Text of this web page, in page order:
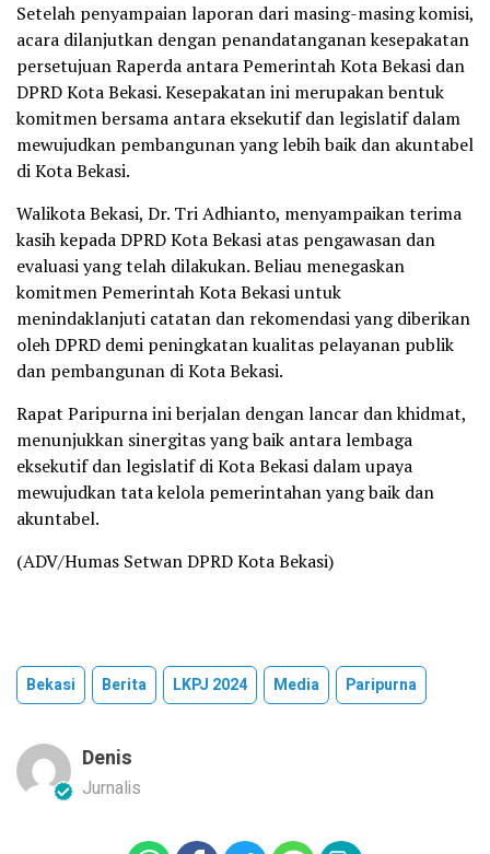
Setelah penyampaian laporan dari masing-masing komisi,
acara dilanjutkan dengan penandatanganan kesepakatan
persetujuan Raperda antara Pemerintah Kota Bekasi dan
DPRD Kota Bekasi. Kesepakatan ini merupakan bentuk
komitmen bersama antara eksekutif dan legislatif dalam
mewujudkan pembangunan yang lebih baik dan akuntabel
di Kota Bekasi.
Walikota Bekasi, Dr. Tri Adhianto, menyampaikan terima
kasih kepada DPRD Kota Bekasi atas pengawasan dan
evaluasi yang telah dilakukan. Beliau menegaskan
komitmen Pemerintah Kota Bekasi untuk
menindaklanjuti catatan dan rekomendasi yang diberikan
oleh DPRD demi peningkatan kualitas pelayanan publik
dan pembangunan di Kota Bekasi.
Rapat Paripurna ini berjalan dengan lancar dan khidmat,
menunjukkan sinergitas yang baik antara lembaga
eksekutif dan legislatif di Kota Bekasi dalam upaya
mewujudkan tata kelola pemerintahan yang baik dan
akuntabel.
(ADV/Humas Setwan DPRD Kota Bekasi)
Bekasi Berita LKPJ 2024 Media Paripurna
Denis
Jurnalis